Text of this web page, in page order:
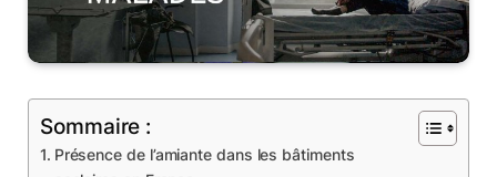
Sommaire :
Présence de l’amiante dans les bâtiments